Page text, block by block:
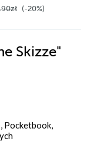
(-20%)
Skizze"
Pocketbook,